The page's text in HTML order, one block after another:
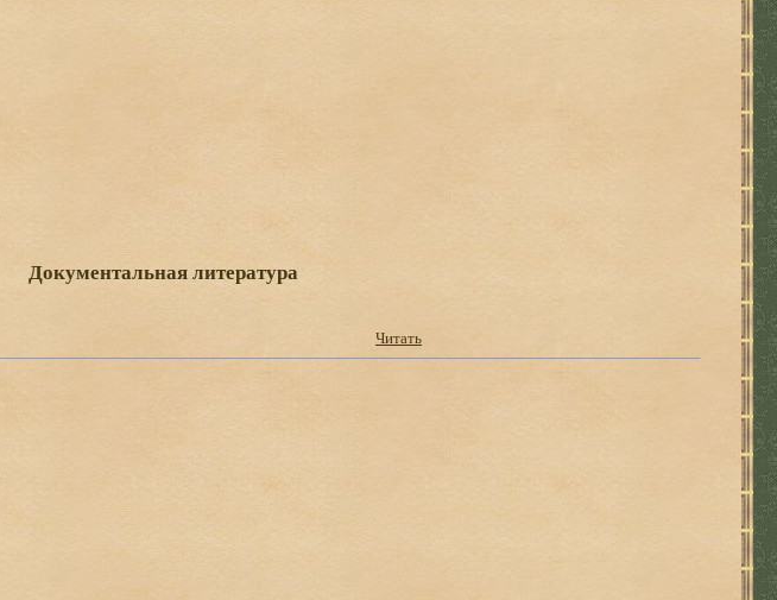
Документальная литература
Читать